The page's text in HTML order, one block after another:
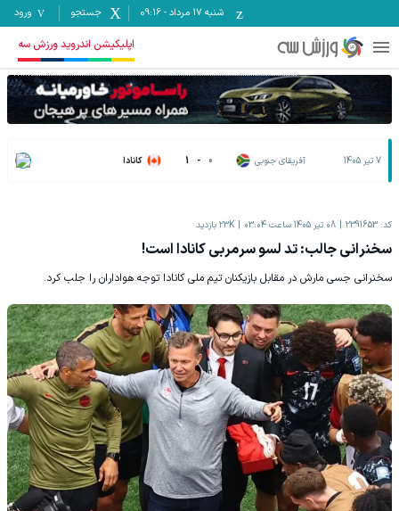
شنبه ۱۷ مرداد -
09:16 جستجو ورود
اپلیکیشن اندروید ورزش سه
7 تیر 1405 آفریقای جنوبی 0
-
1 کانادا
کد: 2391653 08 تیر 1405 ساعت 03:04 23K بازدید
سخنرانی جالب: تد لسو سرمربی کانادا است!
سخنرانی جسی مارش در مقابل بازیکنان تیم ملی کانادا توجه هواداران را جلب کرد.